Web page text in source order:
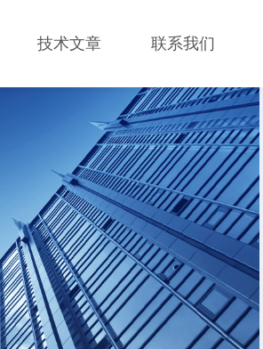
技术文章 联系我们